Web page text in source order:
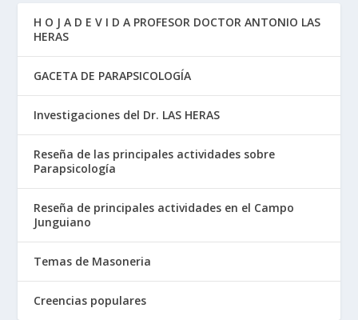
H O J A D E V I D A PROFESOR DOCTOR ANTONIO LAS
HERAS
GACETA DE PARAPSICOLOGÍA
Investigaciones del Dr. LAS HERAS
Reseña de las principales actividades sobre
Parapsicología
Reseña de principales actividades en el Campo
Junguiano
Temas de Masoneria
Creencias populares